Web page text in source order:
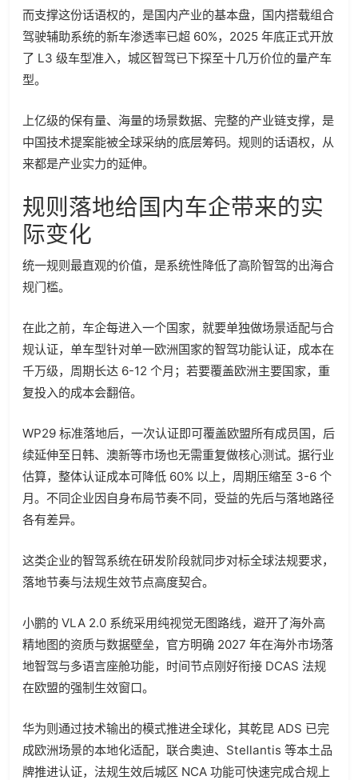
而支撑这份话语权的，是国内产业的基本盘，国内搭载组合
驾驶辅助系统的新车渗透率已超 60%，2025 年底正式开放
了 L3 级车型准入，城区智驾已下探至十几万价位的量产车
型。
上亿级的保有量、海量的场景数据、完整的产业链支撑，是
中国技术提案能被全球采纳的底层筹码。规则的话语权，从
来都是产业实力的延伸。
规则落地给国内车企带来的实
际变化
统一规则最直观的价值，是系统性降低了高阶智驾的出海合
规门槛。
在此之前，车企每进入一个国家，就要单独做场景适配与合
规认证，单车型针对单一欧洲国家的智驾功能认证，成本在
千万级，周期长达 6-12 个月；若要覆盖欧洲主要国家，重
复投入的成本会翻倍。
WP29 标准落地后，一次认证即可覆盖欧盟所有成员国，后
续延伸至日韩、澳新等市场也无需重复做核心测试。据行业
估算，整体认证成本可降低 60% 以上，周期压缩至 3-6 个
月。不同企业因自身布局节奏不同，受益的先后与落地路径
各有差异。
这类企业的智驾系统在研发阶段就同步对标全球法规要求，
落地节奏与法规生效节点高度契合。
小鹏的 VLA 2.0 系统采用纯视觉无图路线，避开了海外高
精地图的资质与数据壁垒，官方明确 2027 年在海外市场落
地智驾与多语言座舱功能，时间节点刚好衔接 DCAS 法规
在欧盟的强制生效窗口。
华为则通过技术输出的模式推进全球化，其乾昆 ADS 已完
成欧洲场景的本地化适配，联合奥迪、Stellantis 等本土品
牌推进认证，法规生效后城区 NCA 功能可快速完成合规上